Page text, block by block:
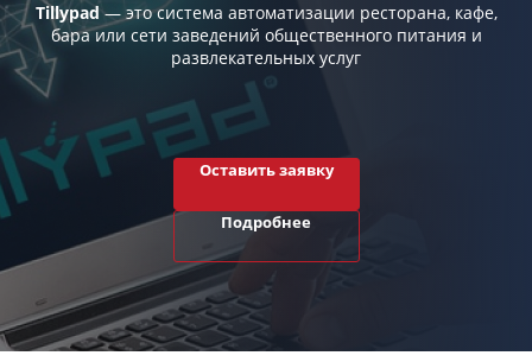
Tillypad— это система автоматизации ресторана, кафе,
бара или сети заведений общественного питания и
развлекательных услуг
Оставить заявку
Подробнее